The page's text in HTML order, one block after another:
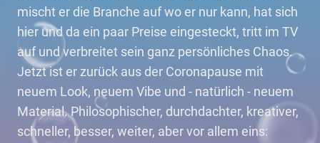
mischt er die Branche auf wo er nur kann, hat sich
hier und da ein paar Preise eingesteckt, tritt im TV
auf und verbreitet sein ganz persönliches Chaos.
Jetzt ist er zurück aus der Coronapause mit
neuem Look, neuem Vibe und - natürlich - neuem
Material. Philosophischer, durchdachter, kreativer,
schneller, besser, weiter, aber vor allem eins: